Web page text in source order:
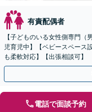
有責配偶者
【子どものいる女性側専門
児育児中】【ベビースペース
も柔軟対応】【出張相談可】
電話で面談予約